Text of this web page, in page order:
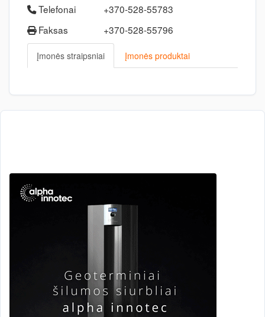
Telefonai
+370-528-55783
Faksas
+370-528-55796
Įmonės straipsniai Įmonės produktai